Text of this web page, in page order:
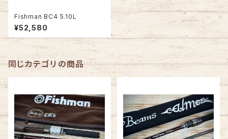
Fishman BC4 5.10L
¥52,580
同じカテゴリの商品